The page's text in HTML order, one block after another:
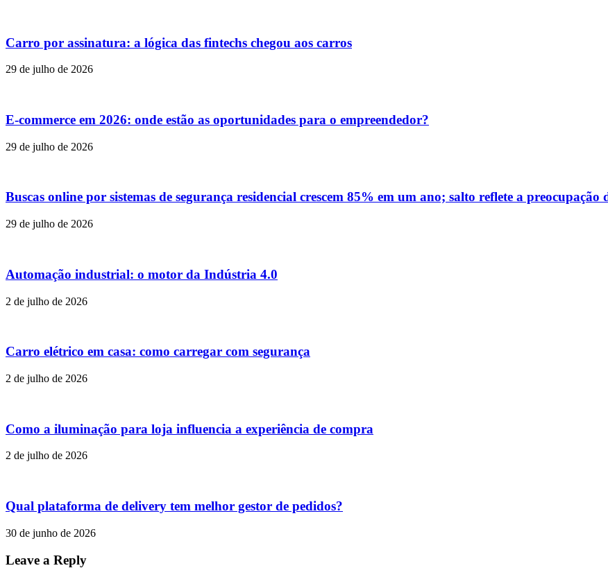
Carro por assinatura: a lógica das fintechs chegou aos carros
29 de julho de 2026
E-commerce em 2026: onde estão as oportunidades para o empreendedor?
29 de julho de 2026
Buscas online por sistemas de segurança residencial crescem 85% em um ano; salto reflete a
29 de julho de 2026
Automação industrial: o motor da Indústria 4.0
2 de julho de 2026
Carro elétrico em casa: como carregar com segurança
2 de julho de 2026
Como a iluminação para loja influencia a experiência de compra
2 de julho de 2026
Qual plataforma de delivery tem melhor gestor de pedidos?
30 de junho de 2026
Leave a Reply